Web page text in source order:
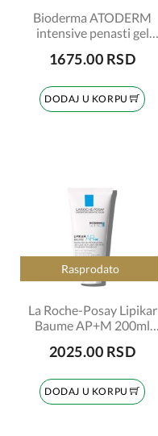
Bioderma ATODERM
intensive penasti gel
1675.00 RSD
DODAJ U KORPU
Rasprodato
La Roche-Posay Lipikar
Baume AP+M 200ml
2025.00 RSD
DODAJ U KORPU